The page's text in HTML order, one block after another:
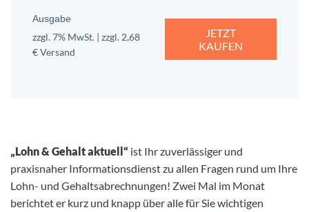
Ausgabe
zzgl. 7% MwSt. | zzgl. 2,68
€ Versand
JETZT
KAUFEN
„Lohn & Gehalt aktuell“ ist Ihr zuverlässiger und
praxisnaher Informationsdienst zu allen Fragen rund um Ihre
Lohn- und Gehaltsabrechnungen! Zwei Mal im Monat
berichtet er kurz und knapp über alle für Sie wichtigen